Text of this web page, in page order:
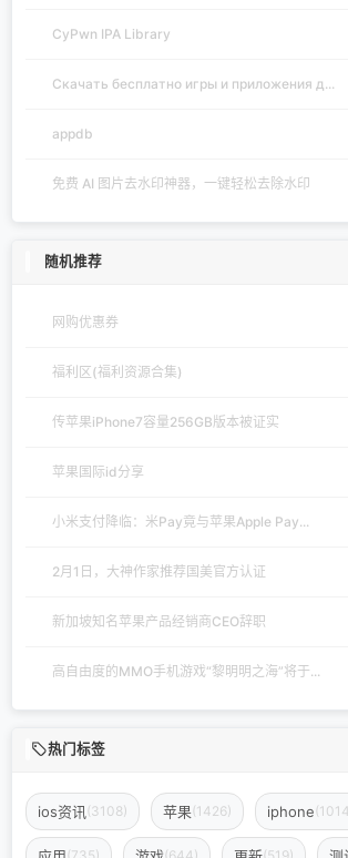
CyPwn IPA Library
Скачать бесплатно игры и приложения д...
appdb
免费 AI 图片去水印神器，一键轻松去除水印
随机推荐
网购优惠券
福利区(福利资源合集)
传苹果iPhone7容量256GB版本被证实
苹果国际id分享
小米支付降临：米Pay竟与苹果Apple Pay...
2月1日，大神作家推荐国美官方认证
新加坡知名苹果产品经销商CEO辞职
高自由度的MMO手机游戏“黎明明之海”将于...
热门标签
ios资讯 (3108) 苹果(1426) iphone